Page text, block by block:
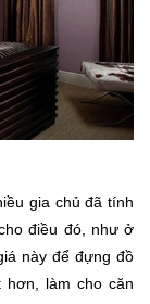
gia chủ đã tính
điều đó, như ở
này để đựng đồ
làm cho căn